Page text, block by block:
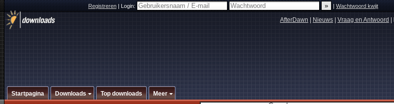
Registreren|Login: |Wachtwoord kwijt
AfterDawn Nieuws Vraag en Antwoord
Startpagina Downloads Top downloads Meer